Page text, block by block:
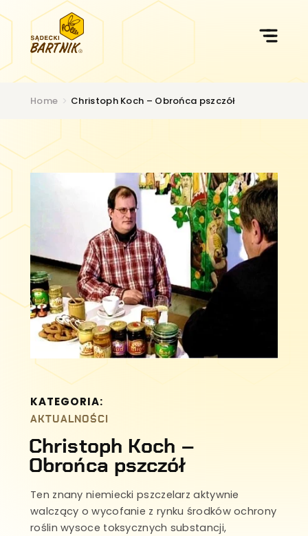
do
Home > Christoph Koch – Obrońca pszczół
KATEGORIA:
AKTUALNOŚCI
Christoph Koch –
Obrońca pszczół
Ten znany niemiecki pszczelarz aktywnie
walczący o wycofanie z rynku środków ochrony
roślin wysoce toksycznych substancji,